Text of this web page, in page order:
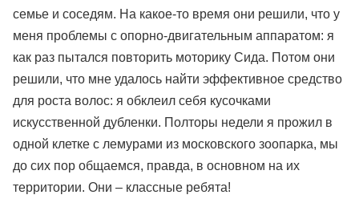
семье и соседям. На какое-то время они решили, что у
меня проблемы с опорно-двигательным аппаратом: я
как раз пытался повторить моторику Сида. Потом они
решили, что мне удалось найти эффективное средство
для роста волос: я обклеил себя кусочками
искусственной дубленки. Полторы недели я прожил в
одной клетке с лемурами из московского зоопарка, мы
до сих пор общаемся, правда, в основном на их
территории. Они – классные ребята!